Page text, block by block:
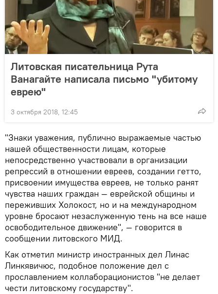
Литовская писательница Рута
Ванагайте написала письмо "убитому
еврею"
3 октября 2018, 12:45
"Знаки уважения, публично выражаемые частью
нашей общественности лицам, которые
непосредственно участвовали в организации
репрессий в отношении евреев, создании гетто,
присвоении имущества евреев, не только ранят
чувства наших граждан — еврейской общины и
переживших Холокост, но и на международном
уровне бросают незаслуженную тень на все наше
освободительное движение", — говорится в
сообщении литовского МИД.
Как отметил министр иностранных дел Линас
Линкявичюс, подобное положение дел с
прославлением коллаборационистов "не делает
чести литовскому государству".